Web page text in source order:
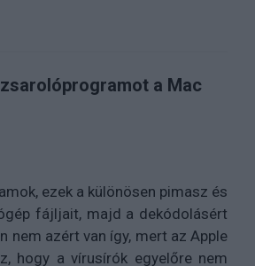
a Mac
ezek a különösen pimasz és
fájljait, majd a dekódolásért
azért van így, mert az Apple
hogy a vírusírók egyelőre nem